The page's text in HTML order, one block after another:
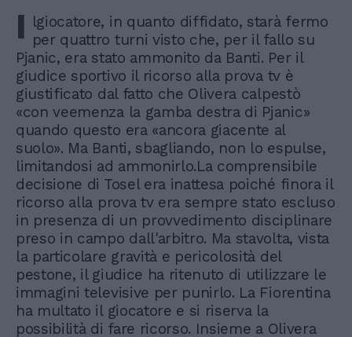
I lgiocatore, in quanto diffidato, starà fermo
per quattro turni visto che, per il fallo su
Pjanic, era stato ammonito da Banti. Per il
giudice sportivo il ricorso alla prova tv è
giustificato dal fatto che Olivera calpestò
«con veemenza la gamba destra di Pjanic»
quando questo era «ancora giacente al
suolo». Ma Banti, sbagliando, non lo espulse,
limitandosi ad ammonirlo.La comprensibile
decisione di Tosel era inattesa poiché finora il
ricorso alla prova tv era sempre stato escluso
in presenza di un provvedimento disciplinare
preso in campo dall'arbitro. Ma stavolta, vista
la particolare gravità e pericolosità del
pestone, il giudice ha ritenuto di utilizzare le
immagini televisive per punirlo. La Fiorentina
ha multato il giocatore e si riserva la
possibilità di fare ricorso. Insieme a Olivera